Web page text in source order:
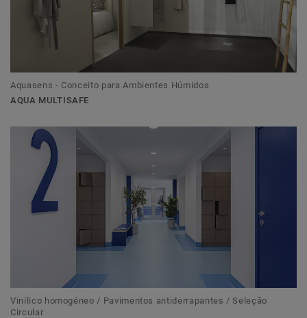
Aquasens - Conceito para Ambientes Húmidos
AQUA MULTISAFE
Vinílico homogéneo / Pavimentos antiderrapantes / Seleção
Circular